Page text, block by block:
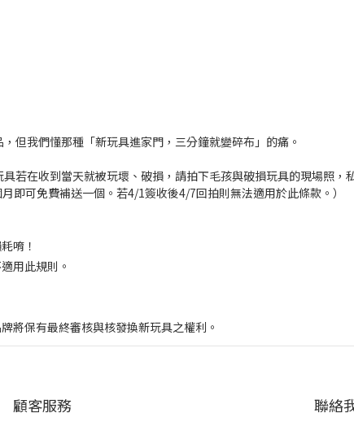
但我們懂那種「新玩具進家門，三分鐘就變碎布」的痛。
若在收到當天就被玩壞、破損，請拍下毛孩與破損玩具的現場照，
即可免費補送一個。若4/1簽收後4/7回拍則無法適用於此條款。）
唷！
用此規則。
將保有最終審核與核發換新玩具之權利。
顧客服務 聯絡